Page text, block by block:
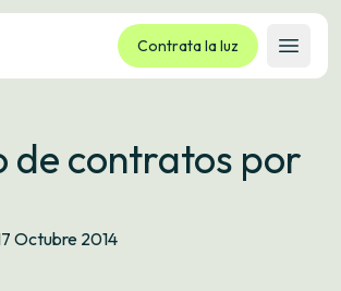
Contrata la luz
Abrir
de contratos por
Octubre 2014